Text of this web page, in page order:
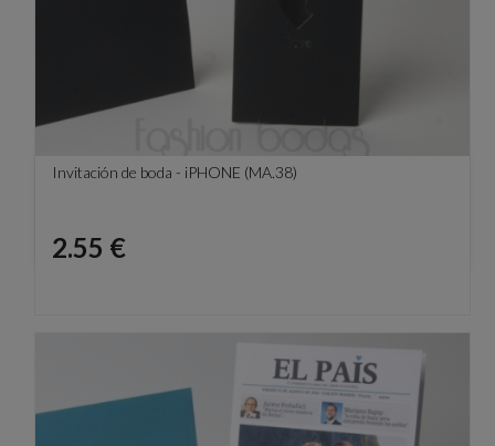
Invitación de boda - iPHONE (MA.38)
Precio
2.55 €